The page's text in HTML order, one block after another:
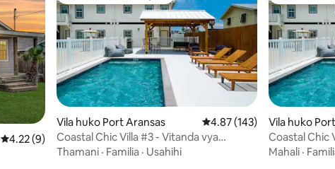
Ukadiriaji wa wastani wa 4.22 kati ya 5, tathmini 9
4.22 (9)
Vila huko Port Aransas Ukadiriaji wa wastani wa
4.87 (143)
Coastal Chic Villa #3 - Vitanda vya
Starehe vya King
Thamani · Familia · Usahihi
Vila huko
Coastal Chic
vya King
Mahali ·